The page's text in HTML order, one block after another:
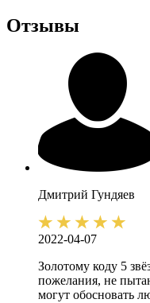
Отзывы
Дмитрий Гундяев
2022-04-07
Золотому коду 5
пожелания, не
могут обосновать